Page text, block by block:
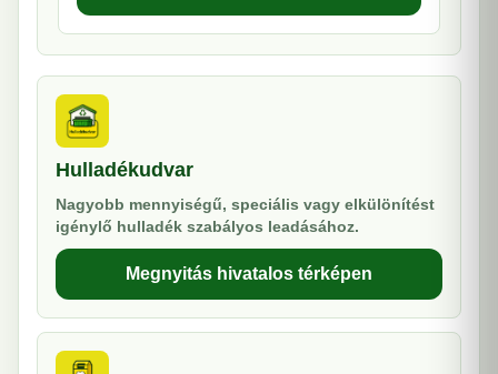
Hulladékudvar
Nagyobb mennyiségű, speciális vagy elkülönítést
igénylő hulladék szabályos leadásához.
Megnyitás hivatalos térképen